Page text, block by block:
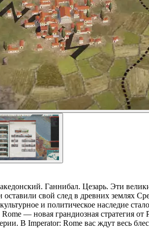
Ганнибал. Цезарь. Эти
свой след в древних землях
и политическое наследие
— новая грандиозная стратегия
В Imperator: Rome вас ждут весь